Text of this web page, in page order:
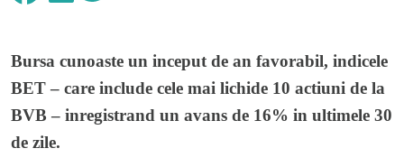
Bursa cunoaste un inceput de an favorabil, indicele
BET – care include cele mai lichide 10 actiuni de la
BVB – inregistrand un avans de 16% in ultimele 30
de zile.